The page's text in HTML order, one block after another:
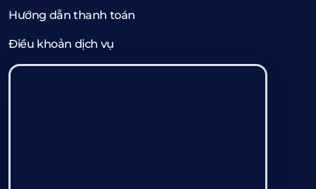
Hướng dẫn thanh toán
Điều khoản dịch vụ